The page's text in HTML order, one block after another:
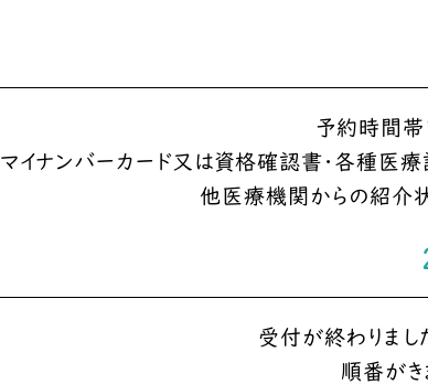
予約時間帯
マイナンバーカード又は資格確認書・各種医療
他医療機関からの紹介状
受付が終わりまし
順番がき